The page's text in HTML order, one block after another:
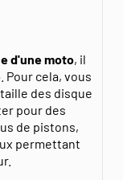
d'une moto, il
. Pour cela, vous
des disque
pour des
de pistons,
permettant